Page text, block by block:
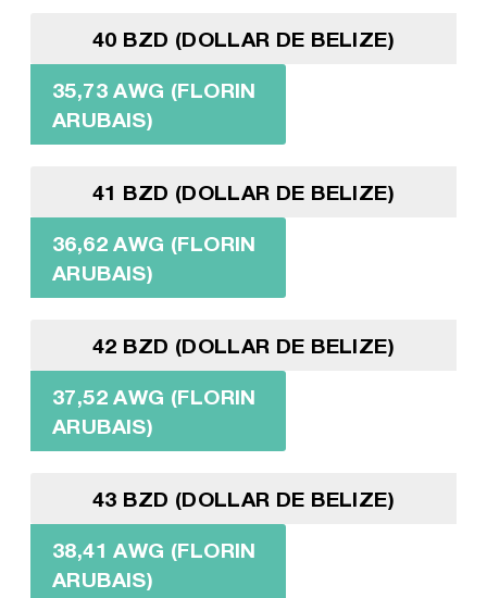
40 BZD (DOLLAR DE BELIZE)
35,73 AWG (FLORIN
ARUBAIS)
41 BZD (DOLLAR DE BELIZE)
36,62 AWG (FLORIN
ARUBAIS)
42 BZD (DOLLAR DE BELIZE)
37,52 AWG (FLORIN
ARUBAIS)
43 BZD (DOLLAR DE BELIZE)
38,41 AWG (FLORIN
ARUBAIS)